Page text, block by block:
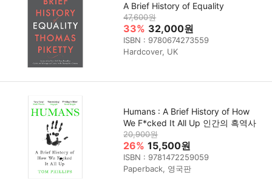
A Brief History of Equality
47,600원
33% 32,000원
ISBN : 9780674273559
Hardcover, UK
Humans : A Brief History of How
We F*cked It All Up 인간의 흑역사
20,900원
26% 15,500원
ISBN : 9781472259059
Paperback, 영국판